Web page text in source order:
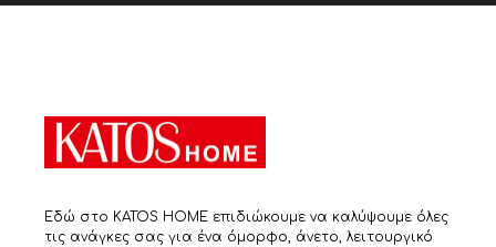
Εδώ στο KATOS HOME επιδιώκουμε να καλύψουμε όλες
τις ανάγκες σας για ένα όμορφο, άνετο, λειτουργικό